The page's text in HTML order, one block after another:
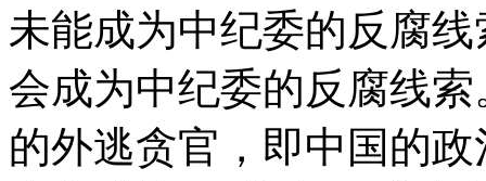
未能成为中纪委的反腐
会成为中纪委的反腐线
的外逃贪官，即中国的